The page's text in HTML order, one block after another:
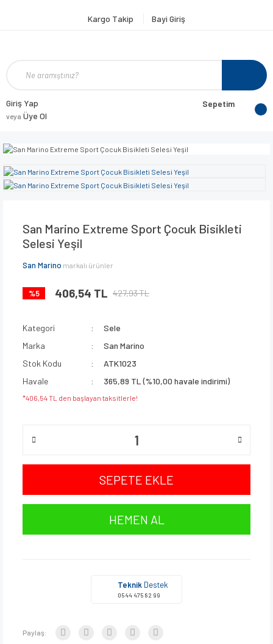
Kargo Takip Bayi Giriş
Giriş Yap
veya Üye Ol
Sepetim
San Marino Extreme Sport Çocuk Bisikleti
Selesi Yeşil
San Marino markalı ürünler
%5 406,54 TL 427,93 TL
Kategori
Sele
Marka
San Marino
Stok Kodu
ATK1023
Havale
365,89 TL (%10,00 havale indirimi)
*406,54 TL den başlayan taksitlerle!
SEPETE EKLE
HEMEN AL
Teknik Destek
0544 475 82 99
Paylaş: